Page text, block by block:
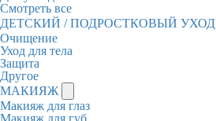
Смотреть все
ДЕТСКИЙ / ПОДРОСТКОВЫЙ УХОД
Очищение
Уход для тела
Защита
Другое
МАКИЯЖ
Макияж для глаз